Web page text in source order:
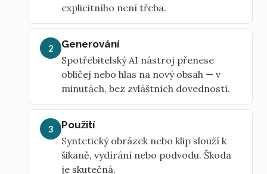
explicitního není třeba.
2
Generování
Spotřebitelský AI nástroj přenese
obličej nebo hlas na nový obsah — v
minutách, bez zvláštních dovedností.
3
Použití
Syntetický obrázek nebo klip slouží k
šikaně, vydírání nebo podvodu. Škoda
je skutečná.